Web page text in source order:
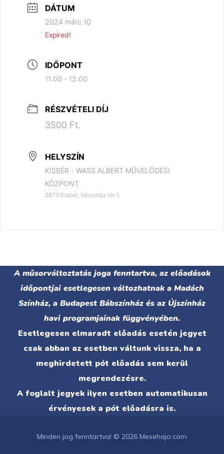
DÁTUM
2024 márc 10
Expired!
IDŐPONT
11:00 - 12:00
RÉSZVÉTELI DÍJ
3500 Ft.
HELYSZÍN
KISBÉR - WASS ALBERT MŰVELŐDÉSI
KÖZPONT
2870 Kisbér, Városház tér 1.
A műsorváltoztatás joga fenntartva, az előadások
időpontjai esetlegesen változhatnak a Madách
Színház, a Budapest Bábszínház és az Újszínház
havi programjainak függvényében.
Esetlegesen elmaradt előadás esetén jegyet
csak abban az esetben váltunk vissza, ha a
meghirdetett pót előadás sem kerül
megrendezésre.
A foglalt jegyek ilyen esetben automatikusan
érvényesek a pót előadásra is.
Minden jog fenntartva! © 2026 Mesehajo.com